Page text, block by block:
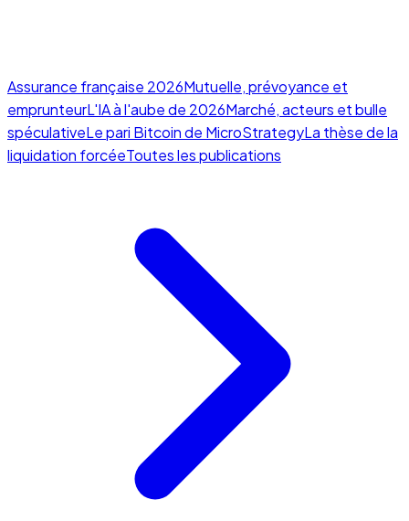
Assurance française 2026Mutuelle, prévoyance et
emprunteurL'IA à l'aube de 2026Marché, acteurs et bulle
spéculativeLe pari Bitcoin de MicroStrategyLa thèse de la
liquidation forcéeToutes les publications